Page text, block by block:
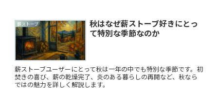
薪ストーブ
秋はなぜ薪ストーブ好きにとっ
て特別な季節なのか
薪ストーブユーザーにとって秋は一年の中でも特別な季節です。初
焚きの喜び、薪の乾燥完了、炎のある暮らしの再開など、秋なら
ではの魅力を詳しく解説します。